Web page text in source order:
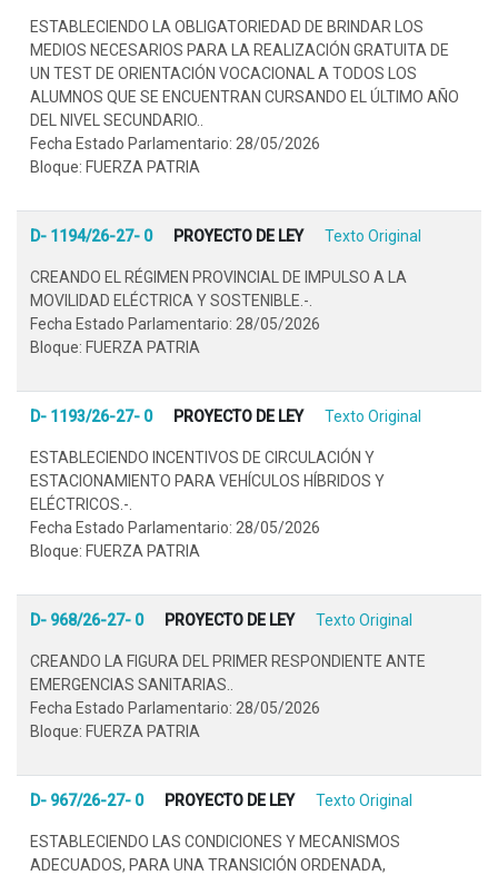
ESTABLECIENDO LA OBLIGATORIEDAD DE BRINDAR LOS
MEDIOS NECESARIOS PARA LA REALIZACIÓN GRATUITA DE
UN TEST DE ORIENTACIÓN VOCACIONAL A TODOS LOS
ALUMNOS QUE SE ENCUENTRAN CURSANDO EL ÚLTIMO AÑO
DEL NIVEL SECUNDARIO..
Fecha Estado Parlamentario: 28/05/2026
Bloque: FUERZA PATRIA
D- 1194/26-27- 0 PROYECTO DE LEY Texto Original
CREANDO EL RÉGIMEN PROVINCIAL DE IMPULSO A LA
MOVILIDAD ELÉCTRICA Y SOSTENIBLE.-.
Fecha Estado Parlamentario: 28/05/2026
Bloque: FUERZA PATRIA
D- 1193/26-27- 0 PROYECTO DE LEY Texto Original
ESTABLECIENDO INCENTIVOS DE CIRCULACIÓN Y
ESTACIONAMIENTO PARA VEHÍCULOS HÍBRIDOS Y
ELÉCTRICOS.-.
Fecha Estado Parlamentario: 28/05/2026
Bloque: FUERZA PATRIA
D- 968/26-27- 0 PROYECTO DE LEY Texto Original
CREANDO LA FIGURA DEL PRIMER RESPONDIENTE ANTE
EMERGENCIAS SANITARIAS..
Fecha Estado Parlamentario: 28/05/2026
Bloque: FUERZA PATRIA
D- 967/26-27- 0 PROYECTO DE LEY Texto Original
ESTABLECIENDO LAS CONDICIONES Y MECANISMOS
ADECUADOS, PARA UNA TRANSICIÓN ORDENADA,